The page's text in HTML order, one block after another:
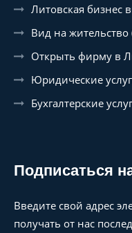
Литовская бизнес
Вид на
Открыть фирму в
Юридические
Бухгалтерские
Подписаться
Введите свой адрес
получать от нас